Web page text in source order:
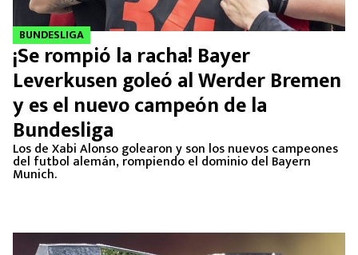
BUNDESLIGA
¡Se rompió la racha! Bayer
Leverkusen goleó al Werder Bremen
y es el nuevo campeón de la
Bundesliga
Los de Xabi Alonso golearon y son los nuevos campeones
del futbol alemán, rompiendo el dominio del Bayern
Munich.